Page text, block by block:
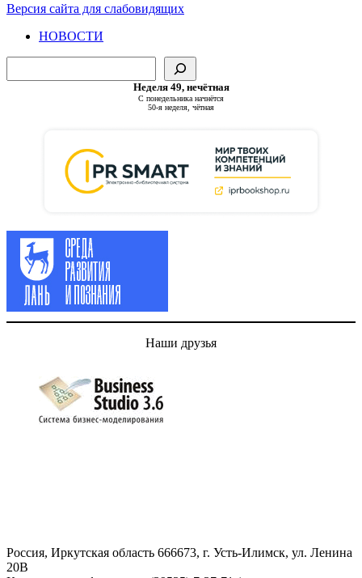
Версия сайта для слабовидящих
НОВОСТИ
Неделя 49, нечётная
С понедельника начнётся
50-я неделя, чётная
Наши друзья
Россия, Иркутская область 666673, г. Усть-Илимск, ул. Ленина
20В